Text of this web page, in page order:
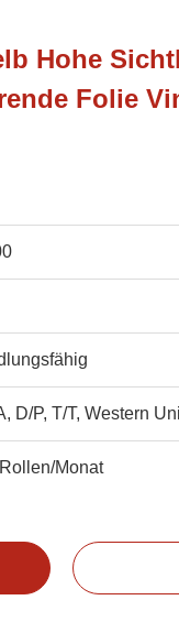
Hohe
Folie
D/P, T/T, Western
Monat